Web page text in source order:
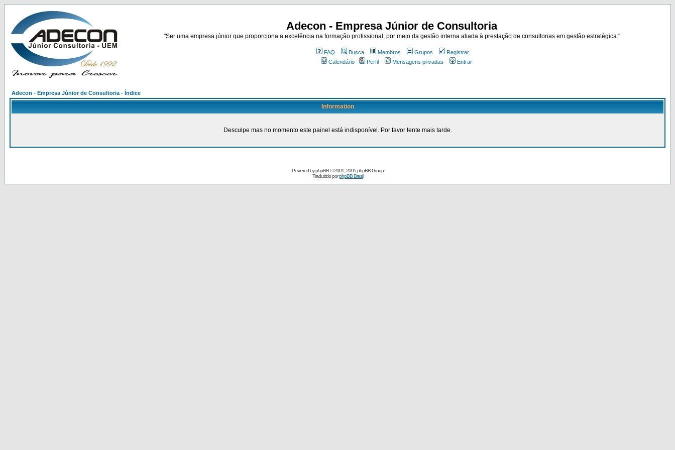
Adecon - Empresa Júnior de Consultoria
"Ser uma empresa júnior que proporciona a excelência na formação profissional, por meio da gestão interna aliada à prestação de consultorias em gestão estratégica."
FAQ Busca Membros Grupos
Registrar
Calendário
Perfil Mensagens privadas Entrar
Adecon - Empresa Júnior de Consultoria - Índice
Information
Desculpe mas no momento este painel está indisponível. Por favor tente mais tarde.
Powered byphpBB© 2001, 2005 phpBB Group
Traduzido porphpBB Brasil